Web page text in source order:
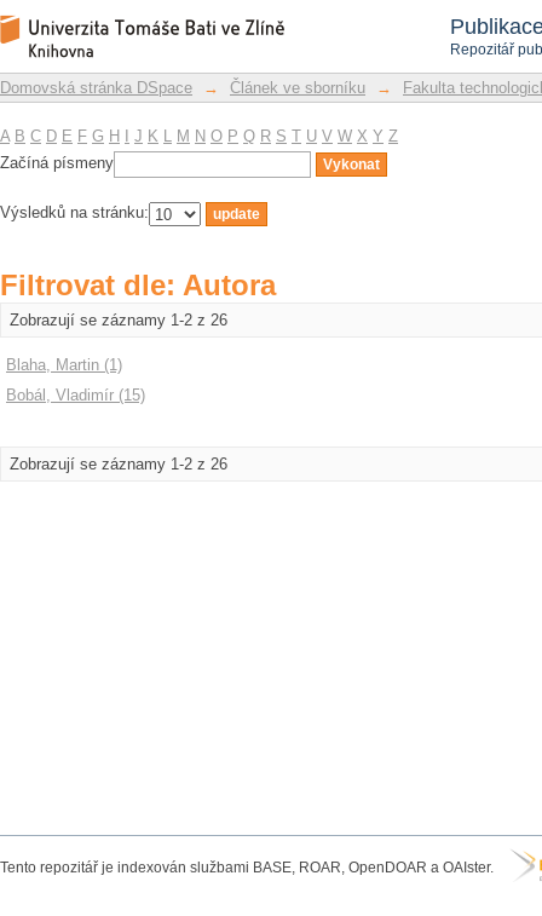
Repozitář
Filtrovat dle: Autora
Repozitář DSpace/Manakin
Domovská stránka DSpace → Článek ve sborníku → Fakulta
A B C D E F G H J K L M N O P Q R S T U V W X Y Z
Začíná písmeny
Výsledků na stránku:
Filtrovat dle: Autora
Zobrazují se záznamy 1-2 z 26
Blaha, Martin (1)
Bobál, Vladimír (15)
Zobrazují se záznamy 1-2 z 26
Tento repozitář je indexován službami BASE, ROAR, OpenDOAR a OAIster.